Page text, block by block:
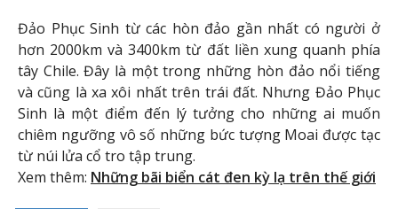
Đảo Phục Sinh từ các hòn đảo gần nhất có người ở
hơn 2000km và 3400km từ đất liền xung quanh phía
tây Chile. Đây là một trong những hòn đảo nổi tiếng
và cũng là xa xôi nhất trên trái đất. Nhưng Đảo Phục
Sinh là một điểm đến lý tưởng cho những ai muốn
chiêm ngưỡng vô số những bức tượng Moai được tạc
từ núi lửa cổ tro tập trung.
Xem thêm: Những bãi biển cát đen kỳ lạ trên thế giới